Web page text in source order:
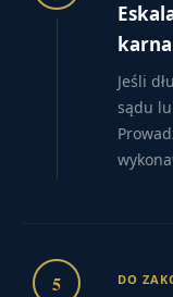
karna
Jeśli
sądu
5 DO